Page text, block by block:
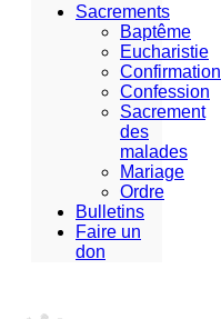
Sacrements
Baptême
Eucharistie
Confirmation
Confession
Sacrement
des
malades
Mariage
Ordre
Bulletins
Faire un
don